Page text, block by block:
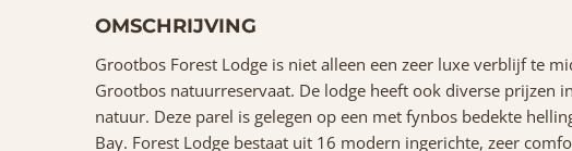
OMSCHRIJVING
Grootbos Forest Lodge is niet alleen een zeer luxe verblijf te
Grootbos natuurreservaat. De lodge heeft ook diverse prijzen
natuur. Deze parel is gelegen op een met fynbos bedekte
Bay. Forest Lodge bestaat uit 16 modern ingerichte, zeer